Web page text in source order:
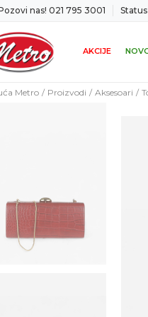
nas! 021 795 3001
zamene u roku od 14 dana
AKCIJE
Metro Proizvodi Aksesoari